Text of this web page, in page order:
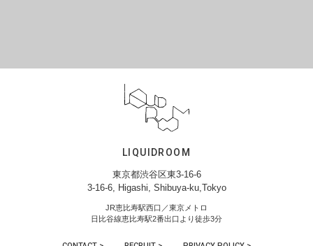
LIQUIDROOM
東京都渋谷区東3-16-6
3-16-6, Higashi, Shibuya-ku,Tokyo
JR恵比寿駅西口／東京メトロ
日比谷線恵比寿駅2番出口より徒歩3分